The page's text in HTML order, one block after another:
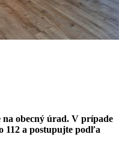
obecný úrad. V prípade
112 a postupujte podľa